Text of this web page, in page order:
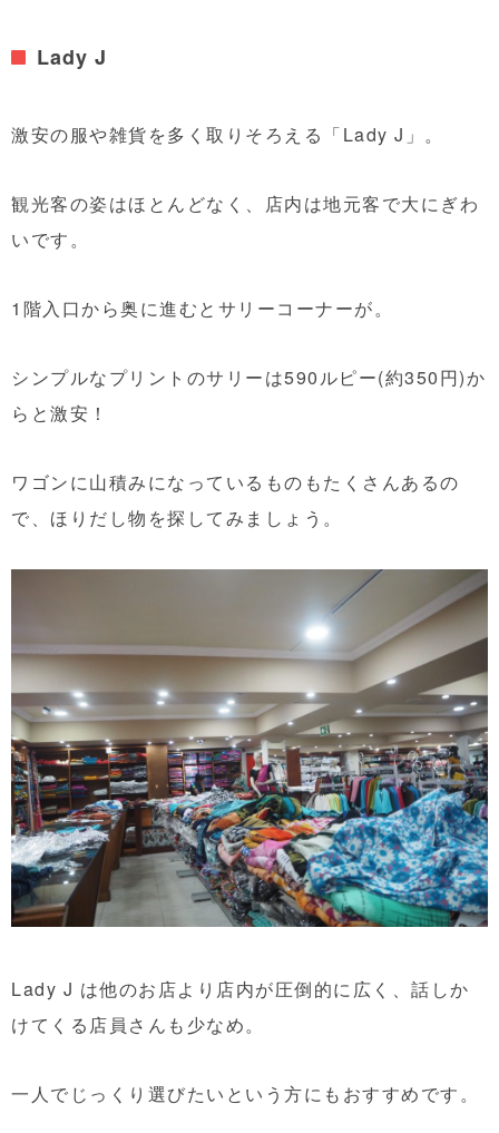
Lady J
激安の服や雑貨を多く取りそろえる「Lady J」。
観光客の姿はほとんどなく、店内は地元客で大にぎわ
いです。
1階入口から奥に進むとサリーコーナーが。
シンプルなプリントのサリーは590ルピー(約350円)か
らと激安！
ワゴンに山積みになっているものもたくさんあるの
で、ほりだし物を探してみましょう。
Lady J は他のお店より店内が圧倒的に広く、話しか
けてくる店員さんも少なめ。
一人でじっくり選びたいという方にもおすすめです。